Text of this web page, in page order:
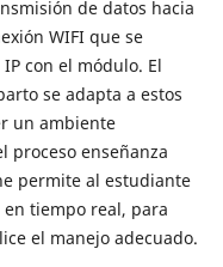
de datos hacia
WIFI que se
con el módulo. El
se adapta a estos
un ambiente
proceso enseñanza
permite al estudiante
tiempo real, para
el manejo adecuado.